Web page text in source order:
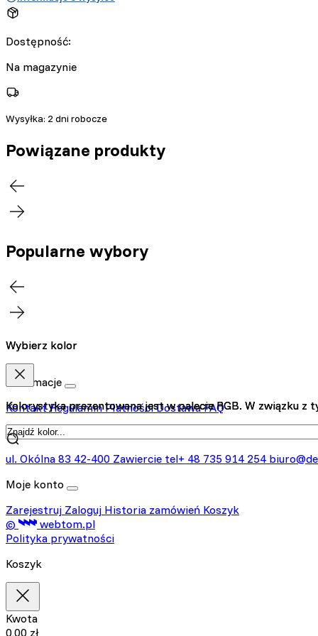
Dostępność:
Na magazynie
Wysyłka: 2 dni robocze
Powiązane produkty
Popularne wybory
Wybierz kolor
Kolorystyka prezentowana jest w palecie RGB. W związku
Wybierz kolor
Kolorystyka prezentowana jest w palecie RGB. W związku
Informacje
KontaktRegulaminPłatnościDostawaFAQ
Kontakt
ul. Okólna 83 42-400 Zawiercie tel+ 48 735 914 254
Moje konto
Zarejestruj Zaloguj Historia zamówień Koszyk
©
webtom.pl
Polityka prywatności
Koszyk
Kwota
0,00 zł